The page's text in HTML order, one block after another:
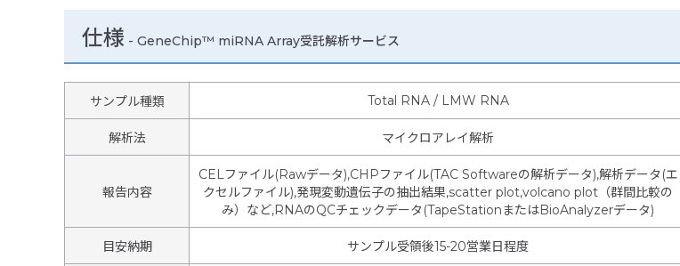
仕様 - GeneChip™ miRNA Array受託解析サービス
サンプル種類 Total RNA / LMW RNA
解析法 マイクロアレイ解析
報告内容
CELファイル(Rawデータ),CHPファイル(TAC Softwareの解析データ),解析データ(エ
クセルファイル),発現変動遺伝子の抽出結果,scatter plot,volcano plot（群間比較の
み）など,RNAのQCチェックデータ(TapeStationまたはBioAnalyzerデータ)
目安納期 サンプル受領後15-20営業日程度